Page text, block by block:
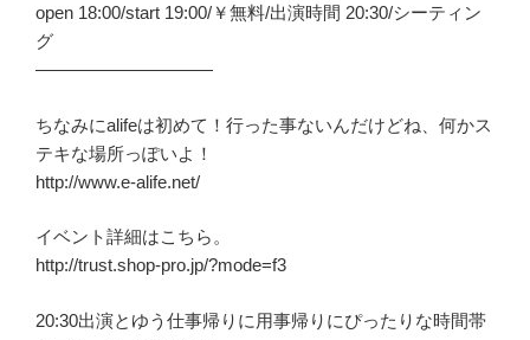
open 18:00/start 19:00/￥無料/出演時間 20:30/シーティン
グ
——————————
ちなみにalifeは初めて！行った事ないんだけどね、何かス
テキな場所っぽいよ！
http://www.e-alife.net/
イベント詳細はこちら。
http://trust.shop-pro.jp/?mode=f3
20:30出演とゆう仕事帰りに用事帰りにぴったりな時間帯